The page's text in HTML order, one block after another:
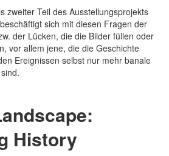
zweiter Teil des Ausstellungsprojekts
sich mit diesen Fragen der
der Lücken, die die Bilder füllen oder
vor allem jene, die die Geschichte
Ereignissen selbst nur mehr banale
History